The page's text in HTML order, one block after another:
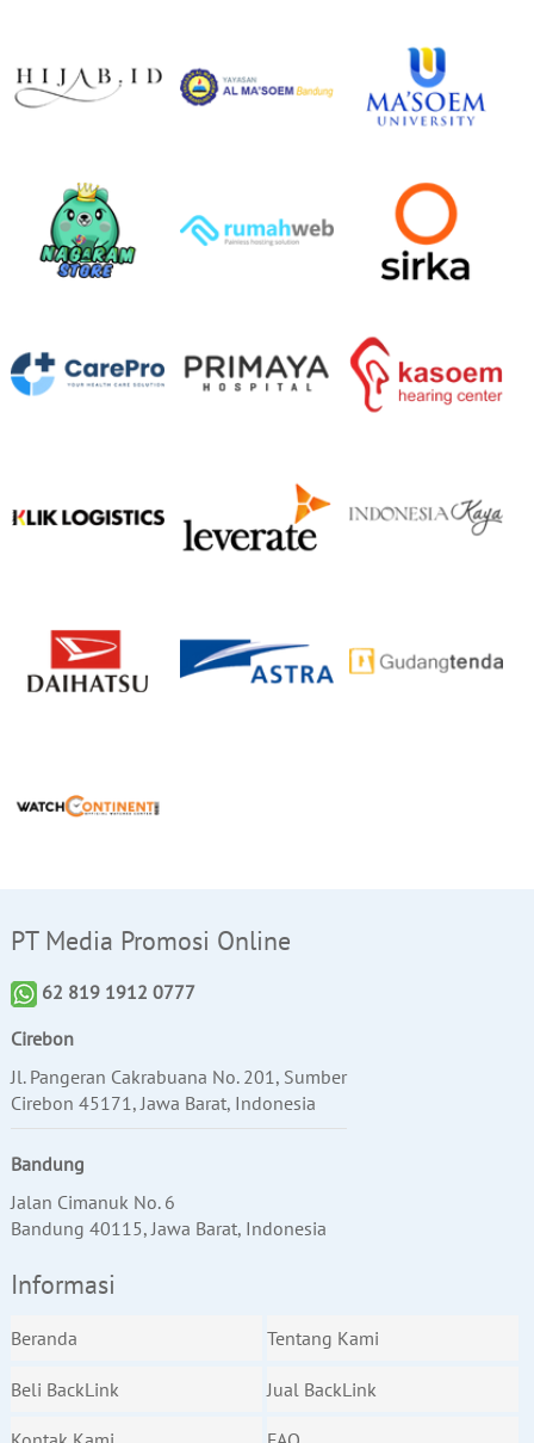
PT Media Promosi Online
62 819 1912 0777
Cirebon
Jl. Pangeran Cakrabuana No. 201, Sumber
Cirebon 45171, Jawa Barat, Indonesia
Bandung
Jalan Cimanuk No. 6
Bandung 40115, Jawa Barat, Indonesia
Informasi
Beranda Tentang Kami
Beli BackLink Jual BackLink